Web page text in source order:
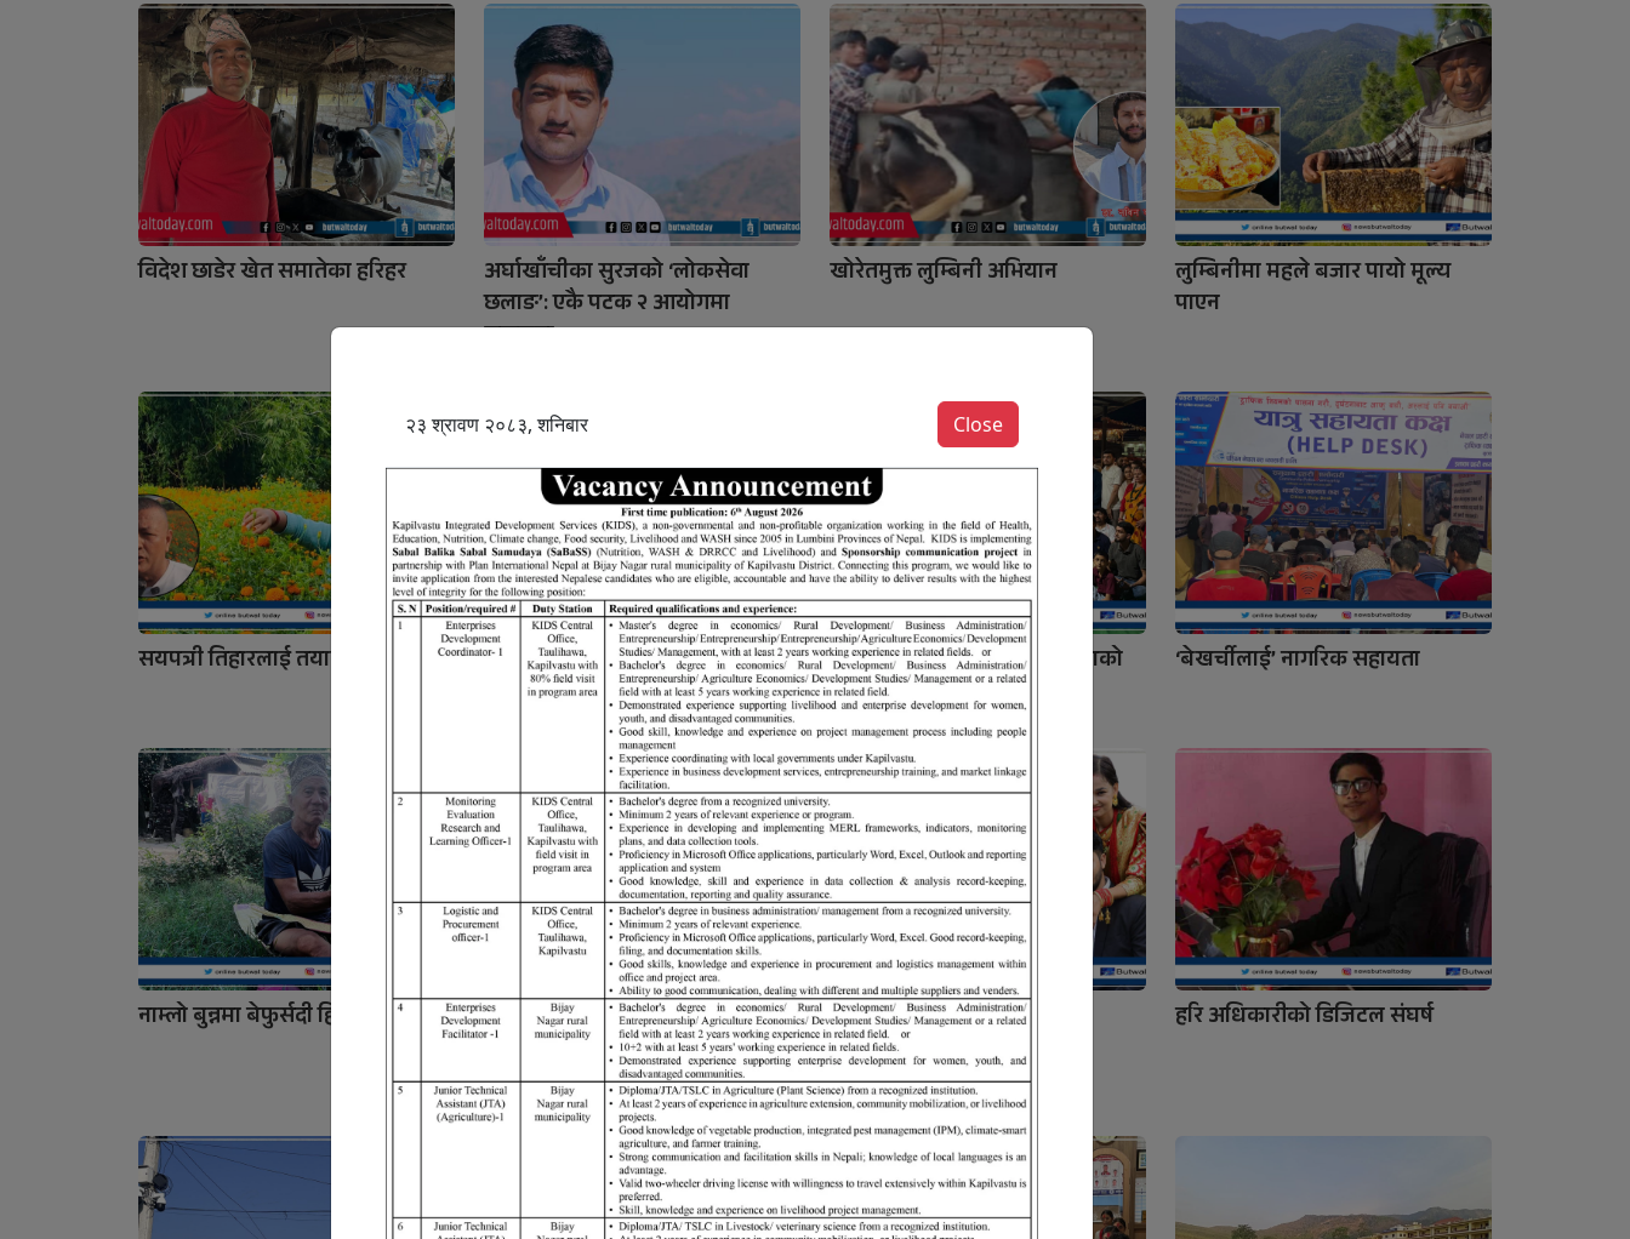
विदेश छाडेर खेत समातेका हरिहर
अर्घाखाँचीका सुरजको ‘लोकसेवा
छलाङ’: एकै पटक २ आयोगमा
सफलता
खोरेतमुक्त लुम्बिनी अभियान
लुम्बिनीमा महले बजार पायो मूल्य
पाएन
सयपत्री तिहारलाई तयार
खेतमा पाक्न सुरु ग¥यो धान स्याहार्नु
अगाडि ‘मौसम जाँच्नुस्’
युवाको पहलमा भजन पुस्तान्तरणको
अभ्यास
‘बेखर्चीलाई’ नागरिक सहायता
नाम्लो बुन्नमा बेफुर्सदी हिस्की
कोरिया नेपाल बहु प्राविधिक
शिक्षालय: जहाँ जीवन बदल्नेहरू
भेटिन्छन्
ईश्वरी–दिपा लोक सेवाका प्रेरणा हरि अधिकारीको डिजिटल संघर्ष